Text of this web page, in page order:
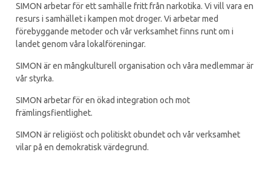
SIMON arbetar för ett samhälle fritt från narkotika. Vi vill vara en
resurs i samhället i kampen mot droger. Vi arbetar med
förebyggande metoder och vår verksamhet finns runt om i
landet genom våra lokalföreningar.
SIMON är en mångkulturell organisation och våra medlemmar är
vår styrka.
SIMON arbetar för en ökad integration och mot
främlingsfientlighet.
SIMON är religiöst och politiskt obundet och vår verksamhet
vilar på en demokratisk värdegrund.